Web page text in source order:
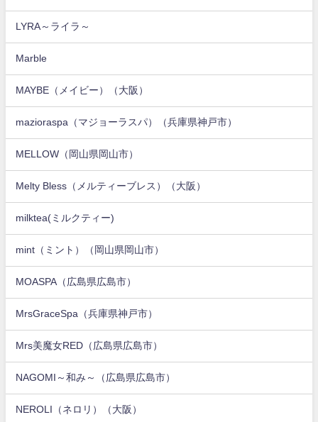
LYRA～ライラ～
Marble
MAYBE（メイビー）（大阪）
mazioraspa（マジョーラスパ）（兵庫県神戸市）
MELLOW（岡山県岡山市）
Melty Bless（メルティーブレス）（大阪）
milktea(ミルクティー)
mint（ミント）（岡山県岡山市）
MOASPA（広島県広島市）
MrsGraceSpa（兵庫県神戸市）
Mrs美魔女RED（広島県広島市）
NAGOMI～和み～（広島県広島市）
NEROLI（ネロリ）（大阪）